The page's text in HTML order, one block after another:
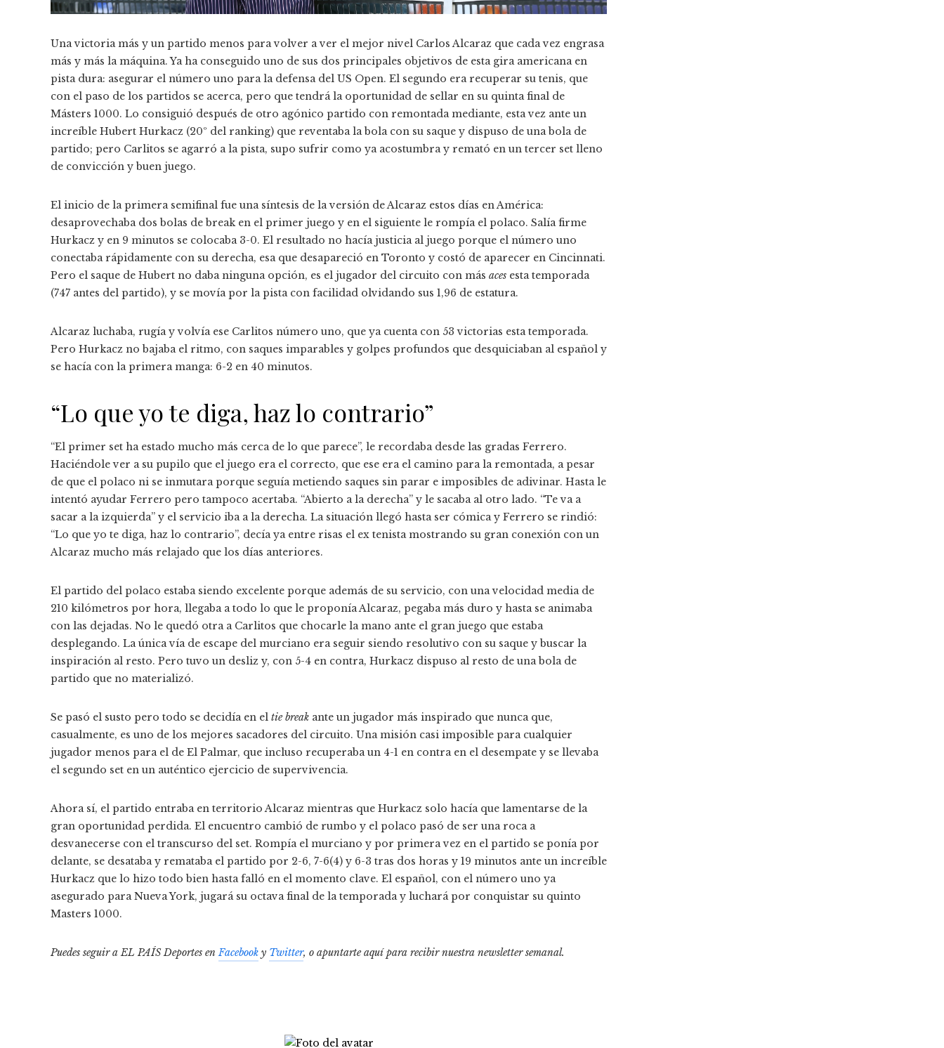
Una victoria más y un partido menos para volver a ver el mejor nivel Carlos Alcaraz que cada vez engrasa
más y más la máquina. Ya ha conseguido uno de sus dos principales objetivos de esta gira americana en
pista dura: asegurar el número uno para la defensa del US Open. El segundo era recuperar su tenis, que
con el paso de los partidos se acerca, pero que tendrá la oportunidad de sellar en su quinta final de
Másters 1000. Lo consiguió después de otro agónico partido con remontada mediante, esta vez ante un
increíble Hubert Hurkacz (20º del ranking) que reventaba la bola con su saque y dispuso de una bola de
partido; pero Carlitos se agarró a la pista, supo sufrir como ya acostumbra y remató en un tercer set lleno
de convicción y buen juego.
El inicio de la primera semifinal fue una síntesis de la versión de Alcaraz estos días en América:
desaprovechaba dos bolas de break en el primer juego y en el siguiente le rompía el polaco. Salía firme
Hurkacz y en 9 minutos se colocaba 3-0. El resultado no hacía justicia al juego porque el número uno
conectaba rápidamente con su derecha, esa que desapareció en Toronto y costó de aparecer en Cincinnati.
Pero el saque de Hubert no daba ninguna opción, es el jugador del circuito con más aces esta temporada
(747 antes del partido), y se movía por la pista con facilidad olvidando sus 1,96 de estatura.
Alcaraz luchaba, rugía y volvía ese Carlitos número uno, que ya cuenta con 53 victorias esta temporada.
Pero Hurkacz no bajaba el ritmo, con saques imparables y golpes profundos que desquiciaban al español y
se hacía con la primera manga: 6-2 en 40 minutos.
“Lo que yo te diga, haz lo contrario”
“El primer set ha estado mucho más cerca de lo que parece”, le recordaba desde las gradas Ferrero.
Haciéndole ver a su pupilo que el juego era el correcto, que ese era el camino para la remontada, a pesar
de que el polaco ni se inmutara porque seguía metiendo saques sin parar e imposibles de adivinar. Hasta le
intentó ayudar Ferrero pero tampoco acertaba. “Abierto a la derecha” y le sacaba al otro lado. “Te va a
sacar a la izquierda” y el servicio iba a la derecha. La situación llegó hasta ser cómica y Ferrero se rindió:
“Lo que yo te diga, haz lo contrario”, decía ya entre risas el ex tenista mostrando su gran conexión con un
Alcaraz mucho más relajado que los días anteriores.
El partido del polaco estaba siendo excelente porque además de su servicio, con una velocidad media de
210 kilómetros por hora, llegaba a todo lo que le proponía Alcaraz, pegaba más duro y hasta se animaba
con las dejadas. No le quedó otra a Carlitos que chocarle la mano ante el gran juego que estaba
desplegando. La única vía de escape del murciano era seguir siendo resolutivo con su saque y buscar la
inspiración al resto. Pero tuvo un desliz y, con 5-4 en contra, Hurkacz dispuso al resto de una bola de
partido que no materializó.
Se pasó el susto pero todo se decidía en el tie break ante un jugador más inspirado que nunca que,
casualmente, es uno de los mejores sacadores del circuito. Una misión casi imposible para cualquier
jugador menos para el de El Palmar, que incluso recuperaba un 4-1 en contra en el desempate y se llevaba
el segundo set en un auténtico ejercicio de supervivencia.
Ahora sí, el partido entraba en territorio Alcaraz mientras que Hurkacz solo hacía que lamentarse de la
gran oportunidad perdida. El encuentro cambió de rumbo y el polaco pasó de ser una roca a
desvanecerse con el transcurso del set. Rompía el murciano y por primera vez en el partido se ponía por
delante, se desataba y remataba el partido por 2-6, 7-6(4) y 6-3 tras dos horas y 19 minutos ante un increíble
Hurkacz que lo hizo todo bien hasta falló en el momento clave. El español, con el número uno ya
asegurado para Nueva York, jugará su octava final de la temporada y luchará por conquistar su quinto
Masters 1000.
Puedes seguir a EL PAÍS Deportes enFacebook y Twitter, o apuntarte aquí para recibirnuestra newsletter semanal.